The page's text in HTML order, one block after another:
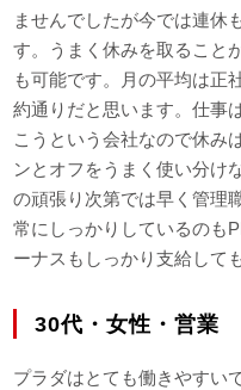
ませんでしたが今では連休
す。うまく休みを取ること
も可能です。月の平均は正
約通りだと思います。仕事
こうという会社なので休み
ンとオフをうまく使い分け
の頑張り次第では早く管理
常にしっかりしているのも
ーナスもしっかり支給して
30代・女性・営業
プラダはとても働きやすい